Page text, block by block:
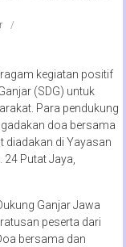
kegiatan positif
(SDG) untuk
Para pendukung
doa bersama
diadakan di Yayasan
Putat Jaya,
Ganjar Jawa
peserta dari
bersama dan